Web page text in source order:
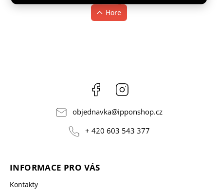
Hore
Facebook
objednavka@ipponshop.cz
+ 420 603 543 377
INFORMACE PRO VÁS
Kontakty